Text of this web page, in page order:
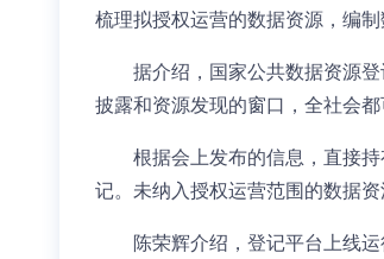
梳理拟授权运营的数据资源，编
据介绍，国家公共数据资源
披露和资源发现的窗口，全社会都
根据会上发布的信息，直接
记。未纳入授权运营范围的数据
陈荣辉介绍，登记平台上线